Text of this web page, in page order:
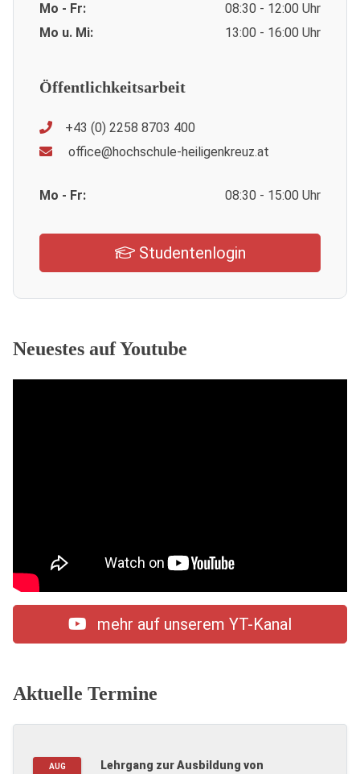
Mo - Fr:
08:30 - 12:00 Uhr
Mo u. Mi:
13:00 - 16:00 Uhr
Öffentlichkeitsarbeit
+43 (0) 2258 8703 400
office@hochschule-heiligenkreuz.at
Mo - Fr: 08:30 - 15:00 Uhr
Studentenlogin
Neuestes auf Youtube
mehr auf unserem YT-Kanal
Aktuelle Termine
AUG
Lehrgang zur Ausbildung von